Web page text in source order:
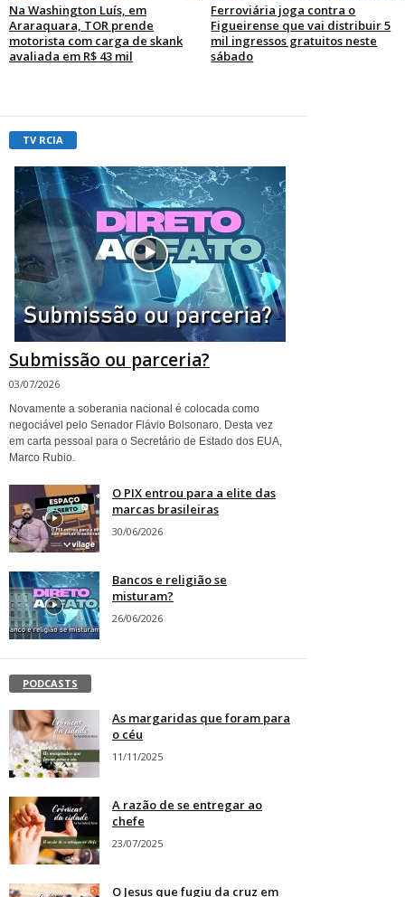
Na Washington Luís, em
Araraquara, TOR prende
motorista com carga de skank
avaliada em R$ 43 mil
Ferroviária joga contra o
Figueirense que vai distribuir 5
mil ingressos gratuitos neste
sábado
TV RCIA
Submissão ou parceria?
03/07/2026
Novamente a soberania nacional é colocada como
negociável pelo Senador Flávio Bolsonaro. Desta vez
em carta pessoal para o Secretário de Estado dos EUA,
Marco Rubio.
O PIX entrou para a elite das
marcas brasileiras
30/06/2026
Bancos e religião se
misturam?
26/06/2026
PODCASTS
As margaridas que foram para
o céu
11/11/2025
A razão de se entregar ao
chefe
23/07/2025
O Jesus que fugiu da cruz em